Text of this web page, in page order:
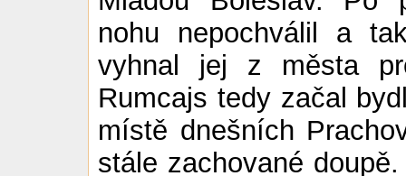
nohu nepochválil a
vyhnal jej z města
Rumcajs tedy začal b
místě dnešních
stále zachované